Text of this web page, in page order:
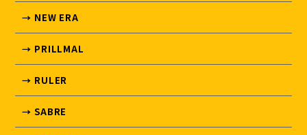
→ NEW ERA
→ PRILLMAL
→ RULER
→ SABRE